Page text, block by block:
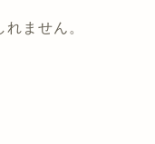
ません。